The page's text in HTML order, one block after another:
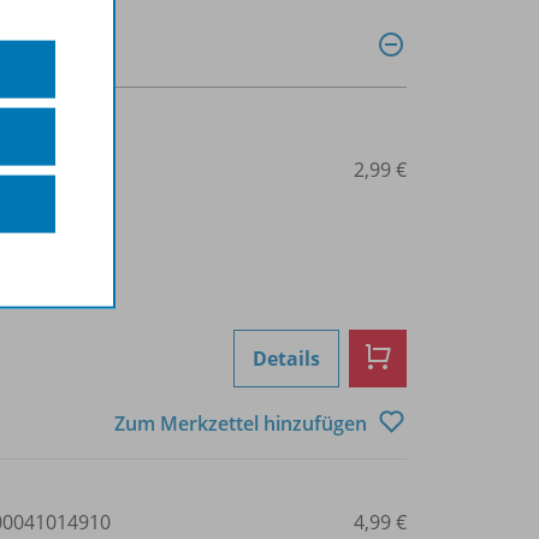
2,99 €
Details
Zum Merkzettel hinzufügen
4,99 €